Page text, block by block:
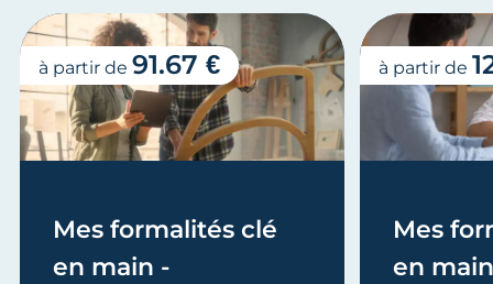
Mes formalités clé
en main -
à partir de 91.67 €
Mes
en
à partir de